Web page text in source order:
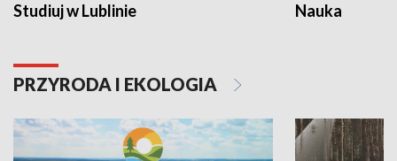
Studiuj w Lublinie Nauka
PRZYRODA I EKOLOGIA